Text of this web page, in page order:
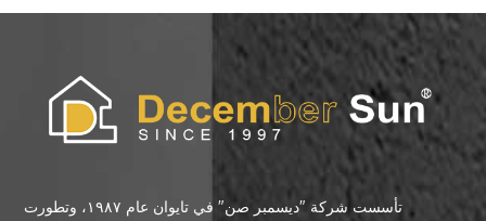
تأسست شركة "ديسمبر صن" في تايوان عام ١٩٨٧، وتطورت